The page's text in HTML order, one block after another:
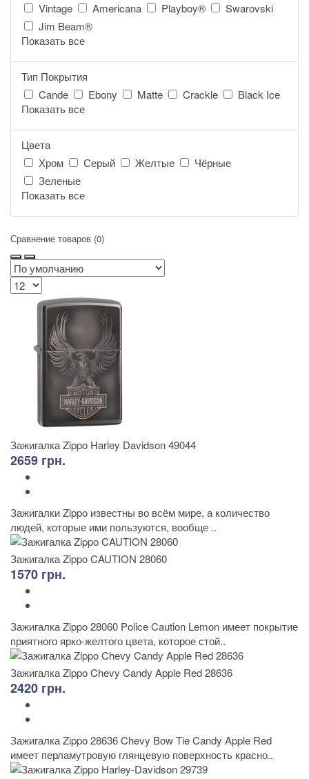
Vintage
Americana Playboy®
Swarovski
Jim Beam®
Показать все
Тип Покрытия
Cande
Ebony Matte Crackle
Black Ice
Показать все
Цвета
Хром
Серый Желтые
Чёрные
Зеленые
Показать все
Сравнение товаров (0)
Зажигалка Zippo Harley Davidson 49044
2659 грн.
Зажигалки Zippo известны во всём мире, а количество
людей, которые ими пользуются, вообще ..
Зажигалка Zippo CAUTION 28060
1570 грн.
Зажигалка Zippo 28060 Police Caution Lemon имеет покрытие
приятного ярко-желтого цвета, которое стой..
Зажигалка Zippo Chevy Candy Apple Red 28636
2420 грн.
Зажигалка Zippo 28636 Chevy Bow Tie Candy Apple Red
имеет перламутровую глянцевую поверхность красно..